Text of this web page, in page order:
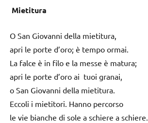
Mietitura
O San Giovanni della mietitura,
apri le porte d’oro; è tempo ormai.
La falce è in filo e la messe è matura;
apri le porte d’oro ai tuoi granai,
o San Giovanni della mietitura.
Eccoli i mietitori. Hanno percorso
le vie bianche di sole a schiere a schiere.